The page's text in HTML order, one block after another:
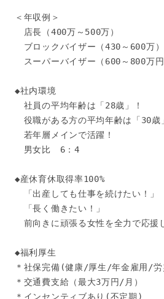
＜年収例＞
店長（400万～500万）
ブロックバイザー（430～600万）
スーパーバイザー（600～800万
◆社内環境
社員の平均年齢は「28歳」！
役職がある方の平均年齢は「30歳
若年層メインで活躍！
男女比　6：4
◆産休育休取得率100%
「出産しても仕事を続けたい！」
「長く働きたい！」
前向きに頑張る女性を全力で応援
◆福利厚生
＊社保完備(健康/厚生/年金雇用/労
＊交通費支給（最大3万円/月）
＊インセンティブあり(不定期)